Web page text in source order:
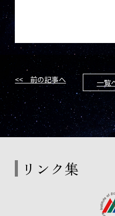
<< 前の記事へ 一覧
リンク集